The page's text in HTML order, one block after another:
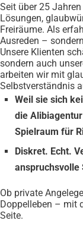
Seit über 25
Lösungen,
Freiräume. Als
Ausreden –
Unsere Klienten
sondern auch
arbeiten wir mit
Selbstverständnis
Weil sie sich
die Alibiagentur
Spielraum für
Diskret. Echt.
anspruchsvolle
Ob private
Doppelleben – mit
Seite.